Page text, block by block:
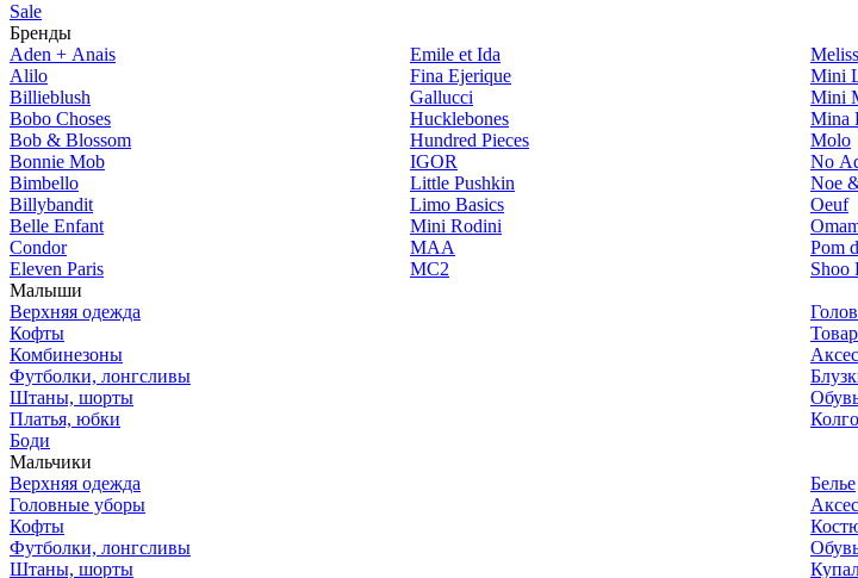
Sale
Бренды
Aden + Anais
Alilo
Billieblush
Bobo Choses
Bob & Blossom
Bonnie Mob
Bimbello
Billybandit
Belle Enfant
Condor
Eleven Paris
Emile et Ida
Fina Ejerique
Gallucci
Hucklebones
Hundred Pieces
IGOR
Little Pushkin
Limo Basics
Mini Rodini
MAA
MC2
Mini
Mini
Mina
Molo
No
Noe
Oeuf
Pom
Shoo
Малыши
Верхняя одежда
Кофты
Комбинезоны
Футболки, лонгсливы
Штаны, шорты
Платья, юбки
Боди
Мальчики
Верхняя одежда
Головные уборы
Кофты
Футболки, лонгсливы
Штаны, шорты
Белье